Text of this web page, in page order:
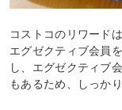
コストコのリワード
エグゼクティブ会員
し、エグゼクティブ
もあるため、しっか